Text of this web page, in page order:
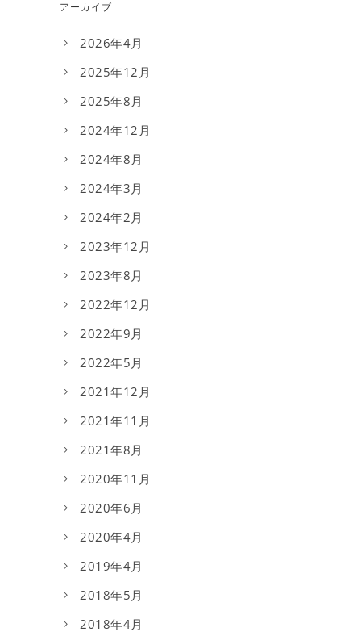
アーカイブ
2026年4月
2025年12月
2025年8月
2024年12月
2024年8月
2024年3月
2024年2月
2023年12月
2023年8月
2022年12月
2022年9月
2022年5月
2021年12月
2021年11月
2021年8月
2020年11月
2020年6月
2020年4月
2019年4月
2018年5月
2018年4月